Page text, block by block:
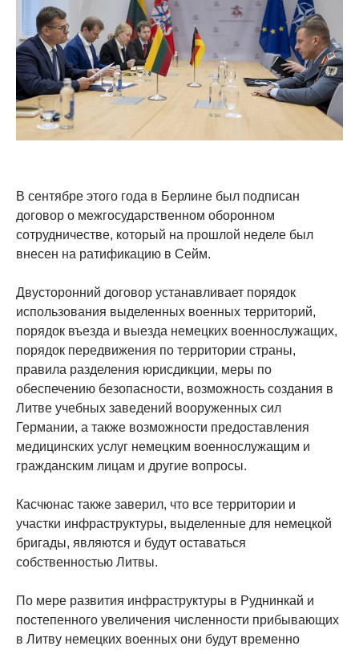
В сентябре этого года в Берлине был подписан
договор о межгосударственном оборонном
сотрудничестве, который на прошлой неделе был
внесен на ратификацию в Сейм.
Двусторонний договор устанавливает порядок
использования выделенных военных территорий,
порядок въезда и выезда немецких военнослужащих,
порядок передвижения по территории страны,
правила разделения юрисдикции, меры по
обеспечению безопасности, возможность создания в
Литве учебных заведений вооруженных сил
Германии, а также возможности предоставления
медицинских услуг немецким военнослужащим и
гражданским лицам и другие вопросы.
Касчюнас также заверил, что все территории и
участки инфраструктуры, выделенные для немецкой
бригады, являются и будут оставаться
собственностью Литвы.
По мере развития инфраструктуры в Руднинкай и
постепенного увеличения численности прибывающих
в Литву немецких военных они будут временно